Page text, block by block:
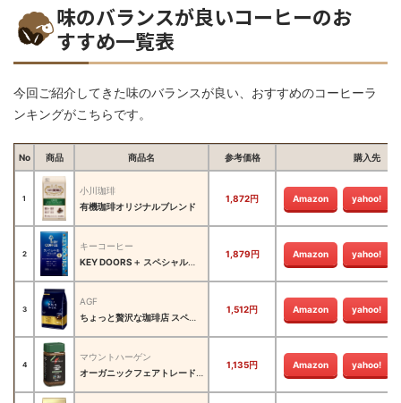
味のバランスが良いコーヒーのお
すすめ一覧表
今回ご紹介してきた味のバランスが良い、おすすめのコーヒーラ
ンキングがこちらです。
No 商品 商品名 参考価格 購入先
1
小川珈琲
有機珈琲オリジナルブレンド
1,872円 Amazon yahoo!
2
キーコーヒー
KEY DOORS＋ スペシャルブレンド
1,879円 Amazon yahoo!
3
AGF
ちょっと贅沢な珈琲店 スペシャルブレンド
1,512円 Amazon yahoo!
4
マウントハーゲン
オーガニックフェアトレード カフェインレスインスタントコーヒー
1,135円 Amazon yahoo!